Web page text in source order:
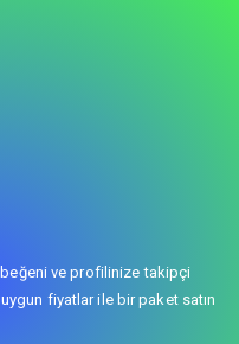
beğeni ve profilinize takipçi
fiyatlar ile bir paket satın